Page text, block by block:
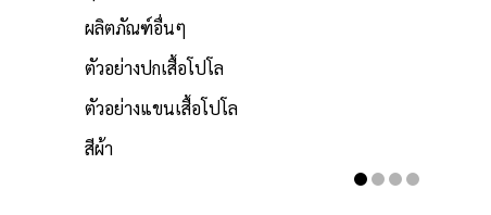
ผลิตภัณฑ์อื่นๆ
ตัวอย่างปกเสื้อโปโล
ตัวอย่างแขนเสื้อโปโล
สีผ้า